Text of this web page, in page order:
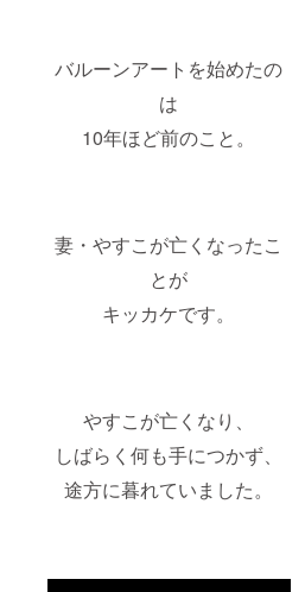
バルーンアートを始めたの
は
10年ほど前のこと。
妻・やすこが亡くなったこ
とが
キッカケです。
やすこが亡くなり、
しばらく何も手につかず、
途方に暮れていました。